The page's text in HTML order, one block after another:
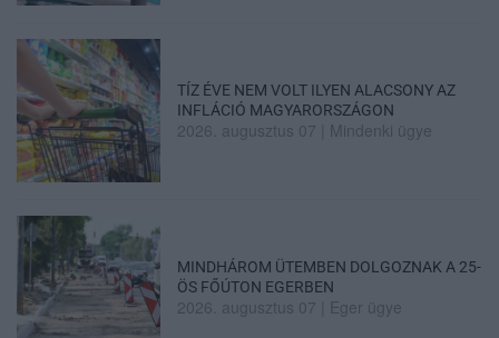
TÍZ ÉVE NEM VOLT ILYEN ALACSONY AZ
INFLÁCIÓ MAGYARORSZÁGON
2026. augusztus 07 Mindenki ügye
MINDHÁROM ÜTEMBEN DOLGOZNAK A 25-
ÖS FŐÚTON EGERBEN
2026. augusztus 07 Eger ügye